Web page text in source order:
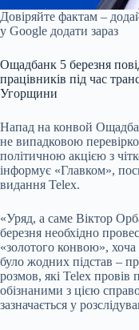
Довіряйте фактам –
у Google додати зараз
Ощадбанк 5 березня
працівників під час
Угорщини
Напад на конвой
не випадковою
політичною акцією з
інформує «Главком»,
видання Telex.
«Уряд, а саме Віктор
березня необхідно
«золотого конвою»,
було жодних підстав –
розмов, які Telex провів
обізнаними з цією
зазначається у